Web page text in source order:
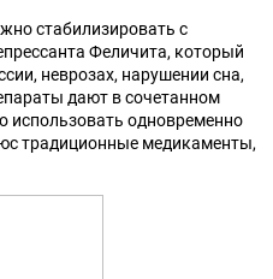
стабилизировать с
Феличита, который
неврозах, нарушении сна,
дают в сочетанном
использовать одновременно
традиционные медикаменты,